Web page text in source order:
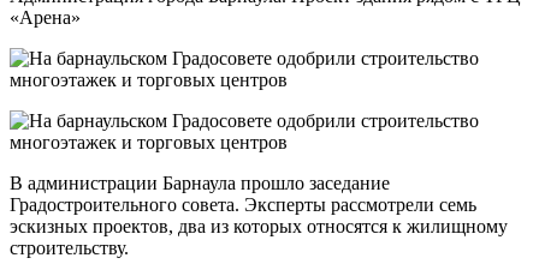
«Арена»
В администрации Барнаула прошло заседание
Градостроительного совета. Эксперты рассмотрели семь
эскизных проектов, два из которых относятся к жилищному
строительству.